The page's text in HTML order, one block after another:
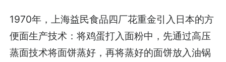
1970年，上海益民食品四厂花重金引入日本的方
便面生产技术：将鸡蛋打入面粉中，先通过高压
蒸面技术将面饼蒸好，再将蒸好的面饼放入油锅